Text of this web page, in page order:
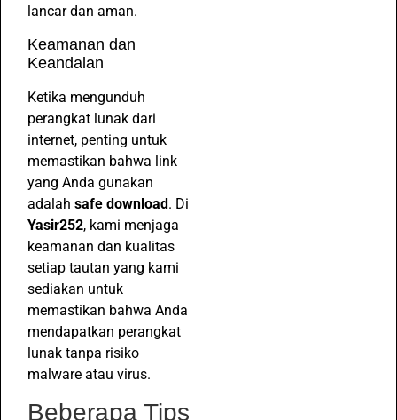
lancar dan aman.
Keamanan dan
Keandalan
Ketika mengunduh
perangkat lunak dari
internet, penting untuk
memastikan bahwa link
yang Anda gunakan
adalah safe download. Di
Yasir252, kami menjaga
keamanan dan kualitas
setiap tautan yang kami
sediakan untuk
memastikan bahwa Anda
mendapatkan perangkat
lunak tanpa risiko
malware atau virus.
Beberapa Tips